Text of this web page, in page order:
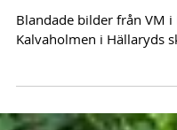
VM
Kalvaholmen i Hällaryds